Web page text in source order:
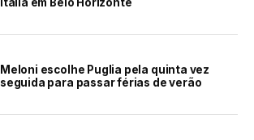
Meloni escolhe Puglia pela quinta vez
seguida para passar férias de verão